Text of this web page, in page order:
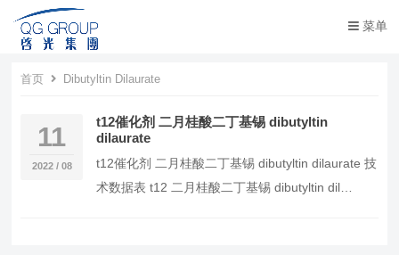
菜单
首页 Dibutyltin Dilaurate
11
2022 / 08
t12催化剂 二月桂酸二丁基锡 dibutyltin
dilaurate
t12催化剂 二月桂酸二丁基锡 dibutyltin dilaurate 技
术数据表 t12 二月桂酸二丁基锡 dibutyltin dil…